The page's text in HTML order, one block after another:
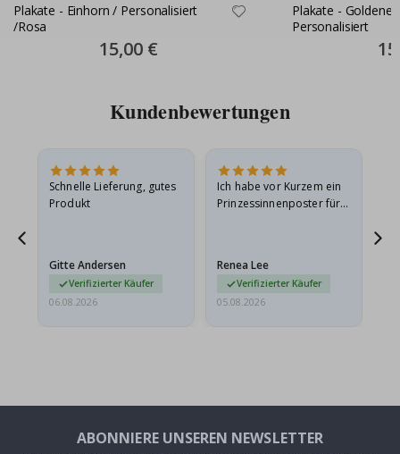
Plakate - Einhorn / Personalisiert
/Rosa
Special
Price
15,00 €
Plakate - Goldene
Personalisiert
Kundenbewertungen
Schnelle Lieferung, gutes
Produkt
Gitte Andersen
Verifizierter Käufer
06.08.2026
Ich habe vor Kurzem ein
Prinzessinnenposter für
beschädigt…
Renea Lee
Verifizierter Käufer
05.08.2026
ABONNIERE UNSEREN NEWSLETTER